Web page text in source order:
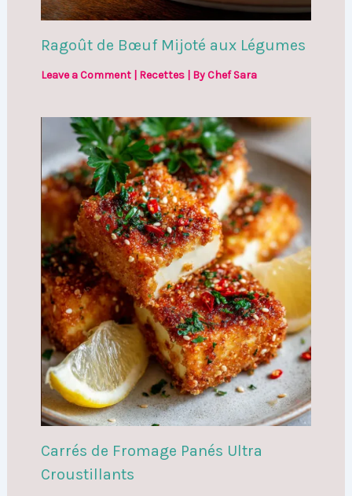
Ragoût de Bœuf Mijoté aux Légumes
Leave a Comment Recettes| ByChef Sara
Carrés de Fromage Panés Ultra
Croustillants